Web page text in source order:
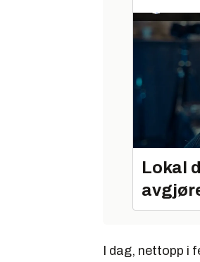
Lokal
I dag, nettopp i